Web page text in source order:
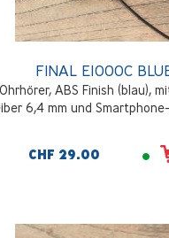
FINAL E1000C
ABS Finish (blau),
6,4 mm und
CHF 29.00